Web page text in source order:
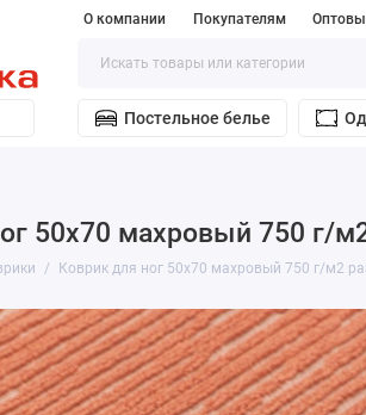
О компании Покупателям
Постельное белье
50х70 махровый 750 г/
Коврик для ног 50х70 махровый 750 г/м2